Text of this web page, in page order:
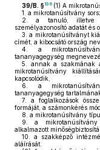
39/B. §136 (1) A
1. a mikrotanúsítvány
2.
a tanuló, illetve
személyazonosító adatát és
3. a mikrotanúsítványt
címét, a kibocsátó ország
4.
a
tananyagegység
5.
annak a szakmának
mikrotanúsítvány
kapcsolódik,
6.
a
tananyagegység
7.
a foglalkozások
formáját, a számonkérés
8. a mikrotanúsítvány
9.
a mikrotanúsítvány
alkalmazott
10.
a szakképző
aláírását.